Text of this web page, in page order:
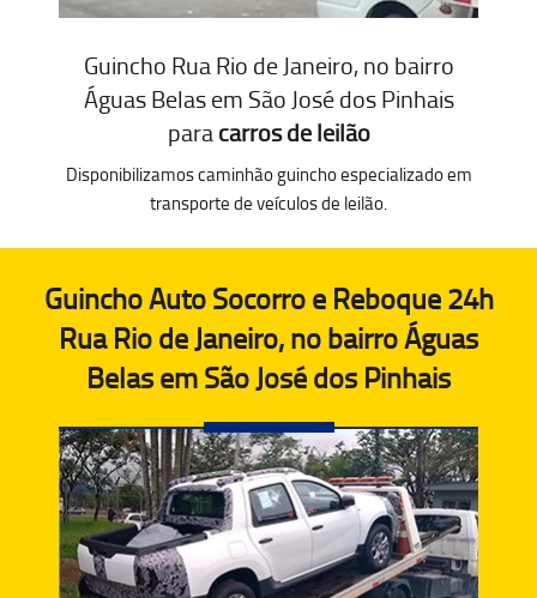
Guincho Rua Rio de Janeiro, no bairro
Águas Belas em São José dos Pinhais
paracarros de leilão
Disponibilizamos caminhão guincho especializado em
transporte de veículos de leilão.
Guincho Auto Socorro e Reboque 24h
Rua Rio de Janeiro, no bairro Águas
Belas em São José dos Pinhais